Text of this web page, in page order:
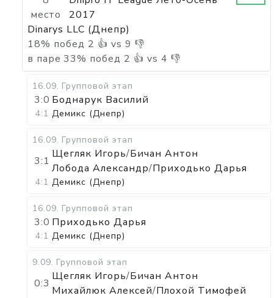
место
2017
Dinarys LLC (Днепр)
18% побед 2 👍 vs 9 👎
в паре 33% побед 2 👍 vs 4 👎
16.09. Групповой этап
3:0 Боднарук Василий
4:1 Демикс (Днепр)
16.09. Групповой этап
3:1
Щегляк Игорь/Бичан Антон
Лобода Александр/Приходько Дарья
4:1 Демикс (Днепр)
16.09. Групповой этап
3:0 Приходько Дарья
4:1 Демикс (Днепр)
9.09. Групповой этап
0:3
Щегляк Игорь/Бичан Антон
Михайлюк Алексей/Плохой Тимофей